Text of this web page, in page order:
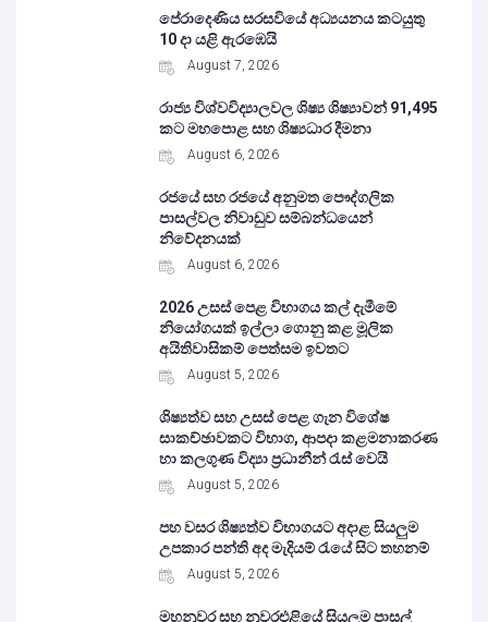
පේරාදෙණිය සරසවියේ අධ්‍යයනය කටයුතු
10 දා යළි ඇරඹෙයි
August 7, 2026
රාජ්‍ය විශ්වවිද්‍යාලවල ශිෂ්‍ය ශිෂ්‍යාවන් 91,495
කට මහපොළ සහ ශිෂ්‍යධාර දීමනා
August 6, 2026
රජයේ සහ රජයේ අනුමත පෞද්ගලික
පාසල්වල නිවාඩුව සම්බන්ධයෙන්
නිවේදනයක්
August 6, 2026
2026 උසස් පෙළ විභාගය කල් දැමීමේ
නියෝගයක් ඉල්ලා ගොනු කළ මූලික
අයිතිවාසිකම් පෙත්සම ඉවතට
August 5, 2026
ශිෂ්‍යත්ව සහ උසස් පෙළ ගැන විශේෂ
සාකච්ඡාවකට විභාග, ආපදා කළමනාකරණ
හා කලගුණ විද්‍යා ප්‍රධානීන් රැස් වෙයි
August 5, 2026
පහ වසර ශිෂ්‍යත්ව විභාගයට අදාළ සියලුම
උපකාර පන්ති අද මැදියම් රැයේ සිට තහනම්
August 5, 2026
මහනුවර සහ නුවරඑළියේ සියලුම පාසල්